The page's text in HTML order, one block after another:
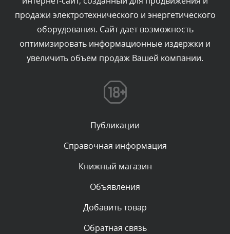
Комментарий проверяется
Текст комментария будет виден после проверки
администратором.
Вчера, в 19:27
Комментарий проверяется
Текст комментария будет виден после проверки
Комментарий проверяется
Текст комментария будет виден после проверки
администратором.
Комментарий проверяется
Текст комментария будет виден после проверки
администратором.
продажи электротехнического и энергетического
оборудования. Сайт дает возможность
оптимизировать информационные издержки и
увеличить объем продаж Вашей компании.
Публикации
Справочная информация
Книжный магазин
Объявления
Добавить товар
Обратная связь